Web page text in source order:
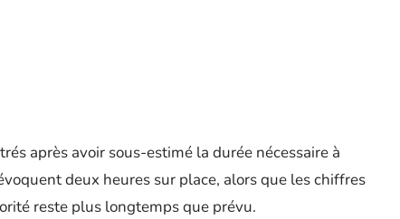
après avoir sous-estimé la durée nécessaire à
deux heures sur place, alors que les chiffres
reste plus longtemps que prévu.